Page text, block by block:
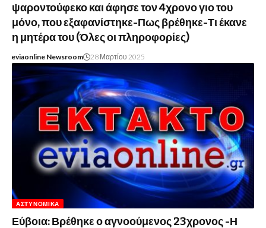
ψαροντούφεκο και άφησε τον 4χρονο γιο του
μόνο, που εξαφανίστηκε-Πως βρέθηκε-Τι έκανε
η μητέρα του (Όλες οι πληροφορίες)
eviaonline Newsroom 28 Μαρτίου 2025
ΑΣΤΥΝΟΜΙΚΆ
Εύβοια: Βρέθηκε ο αγνοούμενος 23χρονος -Η